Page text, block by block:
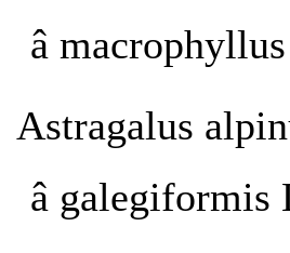
â
Astragalus
â galegiformis